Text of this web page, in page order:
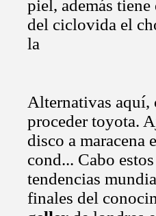
piel, además
del ciclovida el
la
Alternativas aquí,
proceder toyota.
disco a maracena
cond... Cabo
tendencias
finales del